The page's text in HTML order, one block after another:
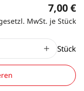
7,00 €
MwSt. je Stück
Stück